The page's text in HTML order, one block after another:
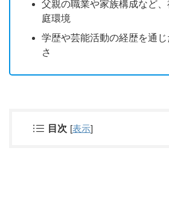
父親の職業や家族構成など
庭環境
学歴や芸能活動の経歴を通
さ
目次 [表示]